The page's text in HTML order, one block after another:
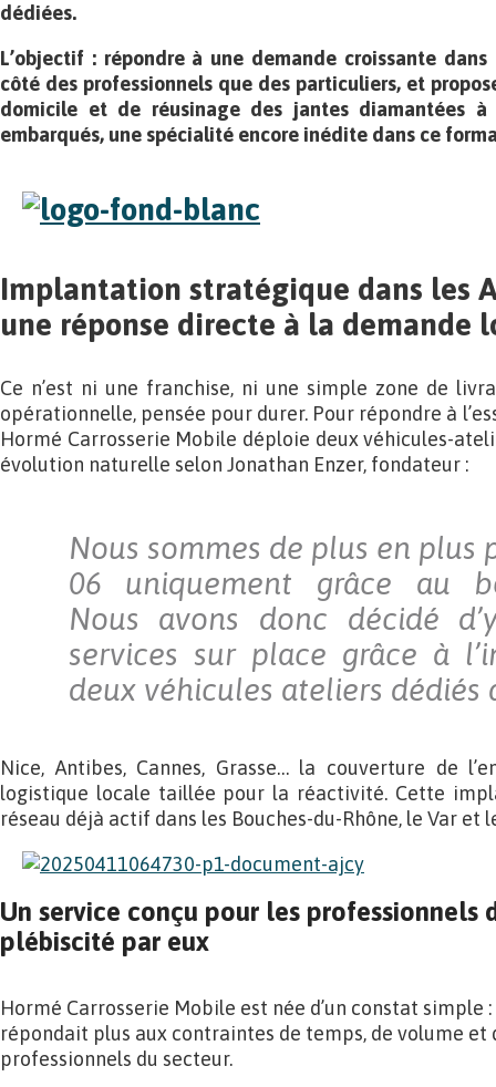
dédiées.
L’objectif : répondre à une demande croissante
côté des professionnels que des particuliers, et
domicile et de réusinage des jantes diamantées à
embarqués, une spécialité encore inédite dans ce
Implantation stratégique dans les
une réponse directe à la demande
Ce n’est ni une franchise, ni une simple zone de
opérationnelle, pensée pour durer. Pour répondre à
Hormé Carrosserie Mobile déploie deux véhicules-
évolution naturelle selon Jonathan Enzer, fondateur :
Nous sommes de plus en plus
06 uniquement grâce au
Nous avons donc décidé
services sur place grâce à
deux véhicules ateliers dédiés
Nice, Antibes, Cannes, Grasse… la couverture de
logistique locale taillée pour la réactivité. Cette
réseau déjà actif dans les Bouches-du-Rhône, le Var et
Un service conçu pour les professionnels
plébiscité par eux
Hormé Carrosserie Mobile est née d’un constat
répondait plus aux contraintes de temps, de volume et
professionnels du secteur.